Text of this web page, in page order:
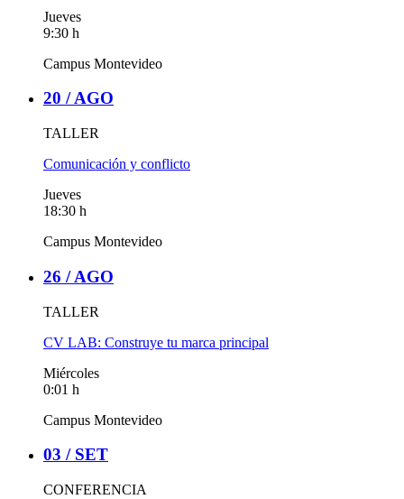
Jueves
9:30 h
Campus Montevideo
20 /AGO
TALLER
Comunicación y conflicto
Jueves
18:30 h
Campus Montevideo
26 /AGO
TALLER
CV LAB: Construye tu marca principal
Miércoles
0:01 h
Campus Montevideo
03 / SET
CONFERENCIA